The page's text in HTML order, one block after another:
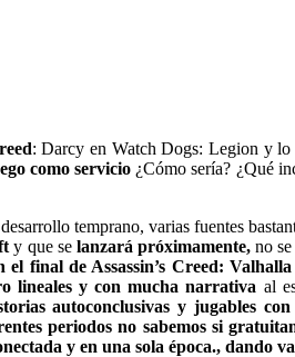
: Darcy en Watch Dogs: Legion y
como servicio ¿Cómo sería? ¿Qué
temprano, varias fuentes
y que se lanzará próximamente,no se
final de Assassin’s Creed: Valhalla
lineales y con mucha narrativa al
autoconclusivas y jugables
periodos no sabemos si
y en una sola época., dando